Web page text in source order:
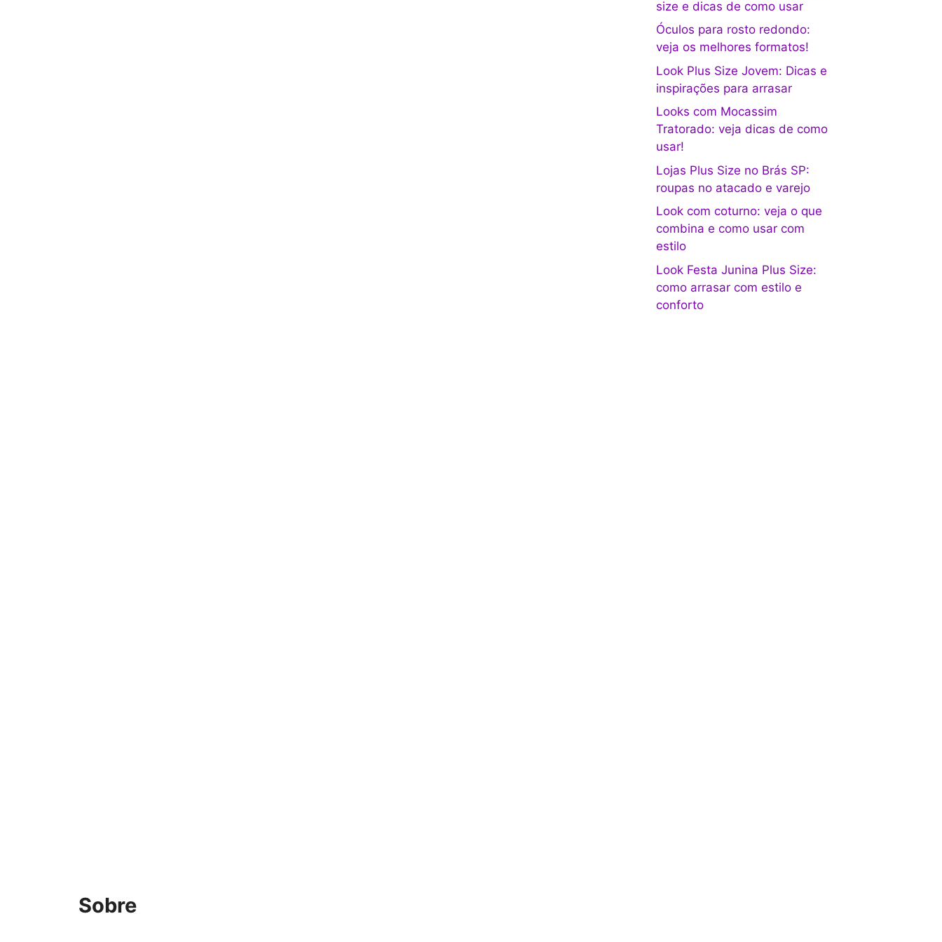
size e dicas de como usar
Óculos para rosto redondo:
veja os melhores formatos!
Look Plus Size Jovem: Dicas e
inspirações para arrasar
Looks com Mocassim
Tratorado: veja dicas de como
usar!
Lojas Plus Size no Brás SP:
roupas no atacado e varejo
Look com coturno: veja o que
combina e como usar com
estilo
Look Festa Junina Plus Size:
como arrasar com estilo e
conforto
Sobre